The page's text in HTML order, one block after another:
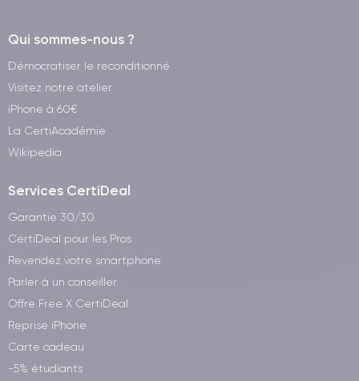
Qui sommes-nous ?
Démocratiser le reconditionné
Visitez notre atelier
iPhone à 60€
La CertiAcadémie
Wikipedia
Services CertiDeal
Garantie 30/30
CertiDeal pour les Pros
Revendez votre smartphone
Parler à un conseiller
Offre Free X CertiDeal
Reprise iPhone
Carte cadeau
-5% étudiants